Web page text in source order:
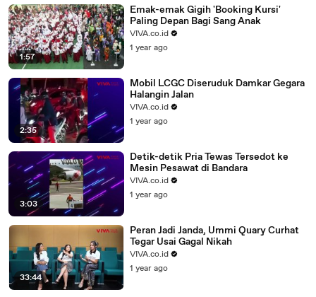
1:57
Emak-emak Gigih 'Booking Kursi'
Paling Depan Bagi Sang Anak
VIVA.co.id
1 year ago
2:35
Mobil LCGC Diseruduk Damkar Gegara
Halangin Jalan
VIVA.co.id
1 year ago
3:03
Detik-detik Pria Tewas Tersedot ke
Mesin Pesawat di Bandara
VIVA.co.id
1 year ago
33:44
Peran Jadi Janda, Ummi Quary Curhat
Tegar Usai Gagal Nikah
VIVA.co.id
1 year ago